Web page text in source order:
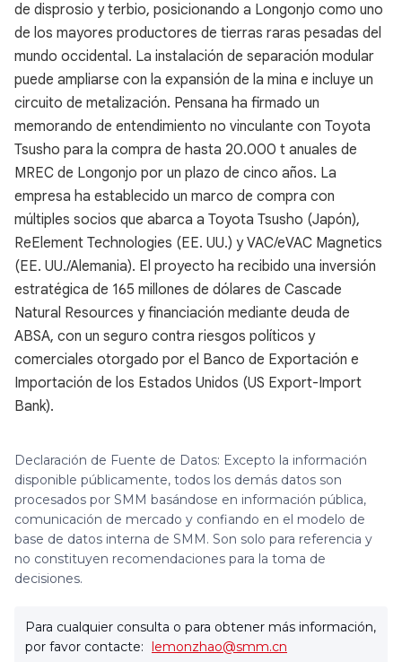
de disprosio y terbio, posicionando a Longonjo como uno
de los mayores productores de tierras raras pesadas del
mundo occidental. La instalación de separación modular
puede ampliarse con la expansión de la mina e incluye un
circuito de metalización. Pensana ha firmado un
memorando de entendimiento no vinculante con Toyota
Tsusho para la compra de hasta 20.000 t anuales de
MREC de Longonjo por un plazo de cinco años. La
empresa ha establecido un marco de compra con
múltiples socios que abarca a Toyota Tsusho (Japón),
ReElement Technologies (EE. UU.) y VAC/eVAC Magnetics
(EE. UU./Alemania). El proyecto ha recibido una inversión
estratégica de 165 millones de dólares de Cascade
Natural Resources y financiación mediante deuda de
ABSA, con un seguro contra riesgos políticos y
comerciales otorgado por el Banco de Exportación e
Importación de los Estados Unidos (US Export-Import
Bank).
Declaración de Fuente de Datos: Excepto la información
disponible públicamente, todos los demás datos son
procesados por SMM basándose en información pública,
comunicación de mercado y confiando en el modelo de
base de datos interna de SMM. Son solo para referencia y
no constituyen recomendaciones para la toma de
decisiones.
Para cualquier consulta o para obtener más información,
por favor contacte: lemonzhao@smm.cn